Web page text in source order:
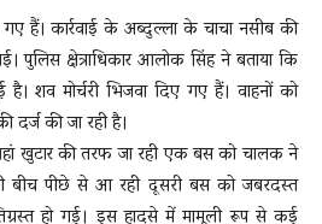
गए हैं। कार्रवाई के अब्दुल्ला के चाचा नसीब की
पुलिस क्षेत्राधिकार आलोक सिंह ने बताया कि
शव मोर्चरी भिजवा दिए गए हैं। वाहनों को
दर्ज की जा रही है।
खुटार की तरफ जा रही एक बस को चालक ने
बीच पीछे से आ रही दूसरी बस को जबरदस्त